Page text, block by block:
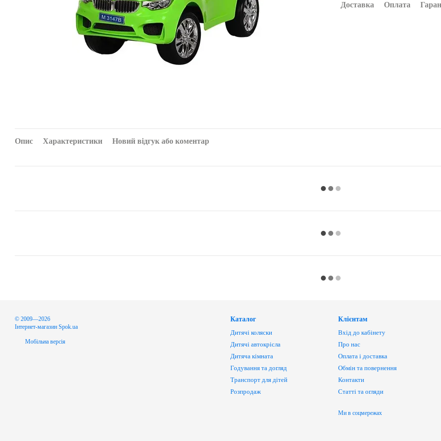
Доставка Оплата
Опис Характеристики Новий відгук або коментар
© 2009—2026
Інтернет-магазин Spok.ua
Мобільна версія
Каталог
Дитячі коляски
Дитячі автокрісла
Дитяча кімната
Годування та догляд
Транспорт для дітей
Розпродаж
Клієнтам
Вхід до кабінету
Про нас
Оплата і доставка
Обмін та повернення
Контакти
Статті та огляди
Ми в соцмережах